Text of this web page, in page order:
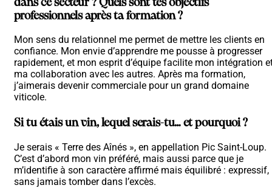
dans ce secteur ? Quels sont tes objectifs
professionnels après ta formation ?
Mon sens du relationnel me permet de mettre les clients en
confiance. Mon envie d’apprendre me pousse à progresser
rapidement, et mon esprit d’équipe facilite mon intégration
ma collaboration avec les autres. Après ma formation,
j’aimerais devenir commerciale pour un grand domaine
viticole.
Si tu étais un vin, lequel serais-tu… et pourquoi ?
Je serais « Terre des Aînés », en appellation Pic Saint-Loup.
C’est d’abord mon vin préféré, mais aussi parce que je
m’identifie à son caractère affirmé mais équilibré : expressif,
sans jamais tomber dans l’excès.